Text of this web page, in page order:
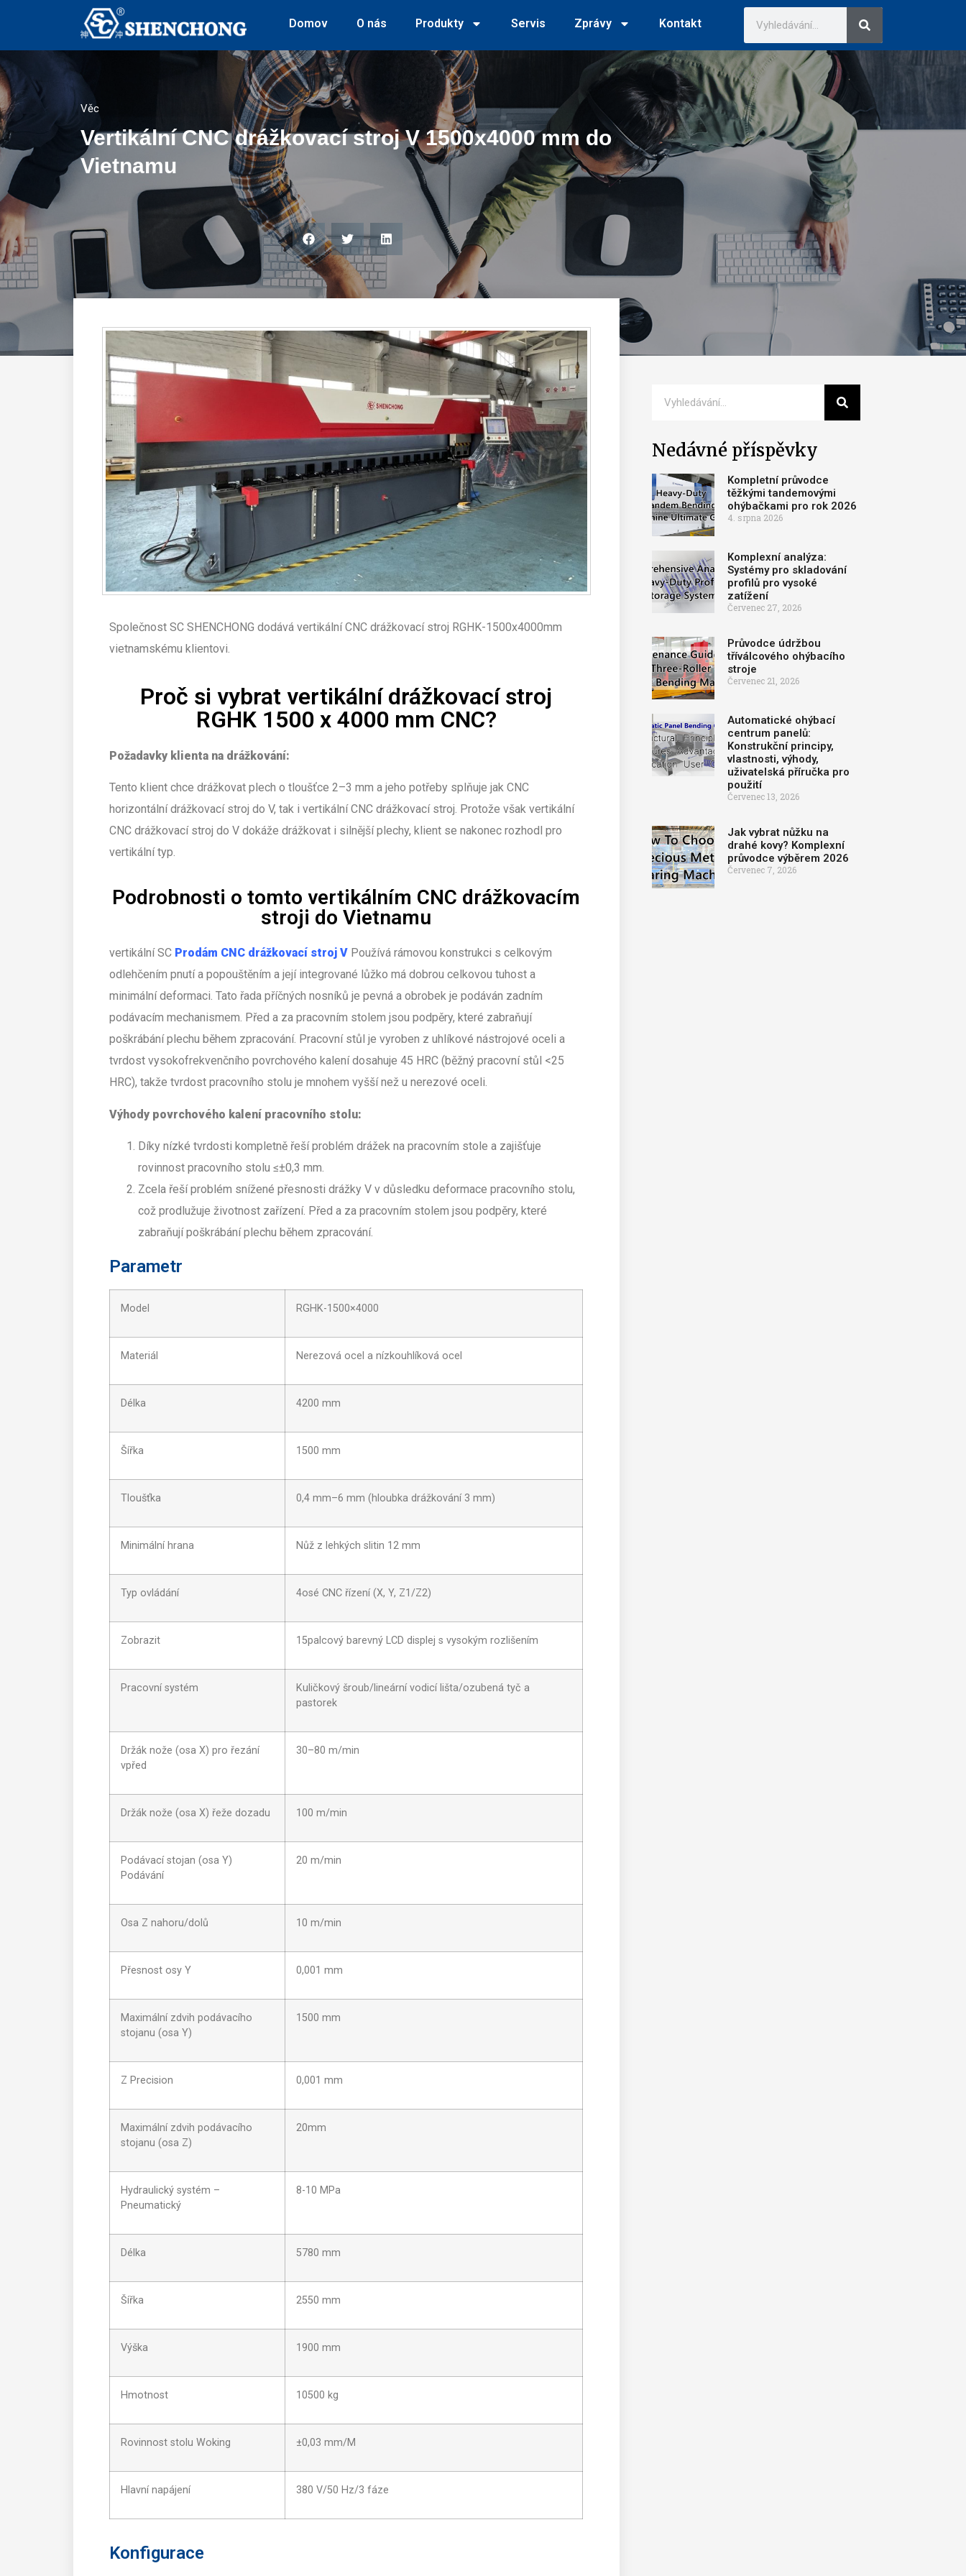
Domov O nás Produkty Servis Zprávy Kontakt
Věc
Vertikální CNC drážkovací stroj V 1500x4000 mm do
Vietnamu
Společnost SC SHENCHONG dodává vertikální CNC drážkovací stroj RGHK-1500x4000mm
vietnamskému klientovi.
Proč si vybrat vertikální drážkovací stroj
RGHK 1500 x 4000 mm CNC?
Požadavky klienta na drážkování:
Tento klient chce drážkovat plech o tloušťce 2–3 mm a jeho potřeby splňuje jak CNC
horizontální drážkovací stroj do V, tak i vertikální CNC drážkovací stroj. Protože však vertikální
CNC drážkovací stroj do V dokáže drážkovat i silnější plechy, klient se nakonec rozhodl pro
vertikální typ.
Podrobnosti o tomto vertikálním CNC drážkovacím
stroji do Vietnamu
vertikální SC Prodám CNC drážkovací stroj V Používá rámovou konstrukci s celkovým
odlehčením pnutí a popouštěním a její integrované lůžko má dobrou celkovou tuhost a
minimální deformaci. Tato řada příčných nosníků je pevná a obrobek je podáván zadním
podávacím mechanismem. Před a za pracovním stolem jsou podpěry, které zabraňují
poškrábání plechu během zpracování. Pracovní stůl je vyroben z uhlíkové nástrojové oceli a
tvrdost vysokofrekvenčního povrchového kalení dosahuje 45 HRC (běžný pracovní stůl <25
HRC), takže tvrdost pracovního stolu je mnohem vyšší než u nerezové oceli.
Výhody povrchového kalení pracovního stolu:
Díky nízké tvrdosti kompletně řeší problém drážek na pracovním stole a zajišťuje
rovinnost pracovního stolu ≤±0,3 mm.
Zcela řeší problém snížené přesnosti drážky V v důsledku deformace pracovního stolu,
což prodlužuje životnost zařízení. Před a za pracovním stolem jsou podpěry, které
zabraňují poškrábání plechu během zpracování.
Parametr
Model RGHK-1500×4000
Materiál Nerezová ocel a nízkouhlíková ocel
Délka 4200 mm
Šířka 1500 mm
Tloušťka 0,4 mm–6 mm (hloubka drážkování 3 mm)
Minimální hrana Nůž z lehkých slitin 12 mm
Typ ovládání 4osé CNC řízení (X, Y, Z1/Z2)
Zobrazit 15palcový barevný LCD displej s vysokým rozlišením
Pracovní systém
Kuličkový šroub/lineární vodicí lišta/ozubená tyč a
pastorek
Držák nože (osa X) pro řezání
vpřed
30–80 m/min
Držák nože (osa X) řeže dozadu 100 m/min
Podávací stojan (osa Y)
Podávání
20 m/min
Osa Z nahoru/dolů 10 m/min
Přesnost osy Y 0,001 mm
Maximální zdvih podávacího
stojanu (osa Y)
1500 mm
Z Precision 0,001 mm
Maximální zdvih podávacího
stojanu (osa Z)
20mm
Hydraulický systém –
Pneumatický
8-10 MPa
Délka 5780 mm
Šířka 2550 mm
Výška 1900 mm
Hmotnost 10500 kg
Rovinnost stolu Woking ±0,03 mm/M
Hlavní napájení 380 V/50 Hz/3 fáze
Konfigurace
Nedávné příspěvky
Kompletní průvodce
těžkými tandemovými
ohýbačkami pro rok 2026
4. srpna 2026
Komplexní analýza:
Systémy pro skladování
profilů pro vysoké
zatížení
Červenec 27, 2026
Průvodce údržbou
tříválcového ohýbacího
stroje
Červenec 21, 2026
Automatické ohýbací
centrum panelů:
Konstrukční principy,
vlastnosti, výhody,
uživatelská příručka pro
použití
Červenec 13, 2026
Jak vybrat nůžku na
drahé kovy? Komplexní
průvodce výběrem 2026
Červenec 7, 2026